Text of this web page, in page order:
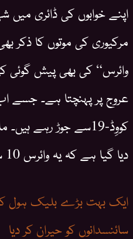
اپنے خوابوں کی ڈائری میں
مرکیوری کی موتوں کا ذکر
عروج پر پہنچتا ہے۔
کووِڈ-19سے جوڑ رہے
دیا گیا ہے کہ یہ وائرس 10 سال بعد واپس آ سکتا ہے۔
ایک بہت بڑے بلیک ہول
سائنسدانوں کو حیران کر دیا